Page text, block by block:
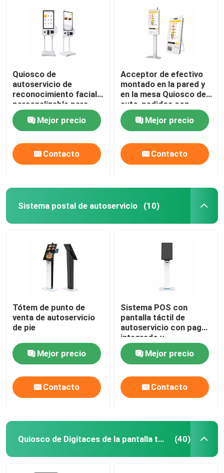
Quiosco de
autoservicio de
reconocimiento facial
personalizable para
restaurantes
Mejor precio
Contacto
Acceptor de efectivo
montado en la pared y
en la mesa Quiosco de
auto-pedidos con
sistema POS
Mejor precio
Contacto
Sistema postal de autoservicio (10)
Tótem de punto de
venta de autoservicio
de pie
Mejor precio
Contacto
Sistema POS con
pantalla táctil de
autoservicio con pago
integrado y
visualización del cliente
Mejor precio
Contacto
Quiosco de Digitaces de la pantalla táctil (40)